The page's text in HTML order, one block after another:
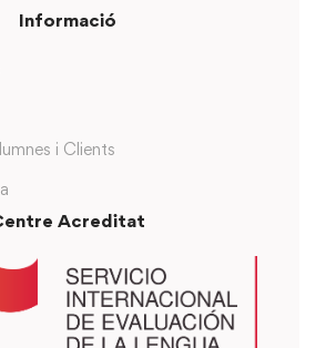
Informació
i Clients
Acreditat